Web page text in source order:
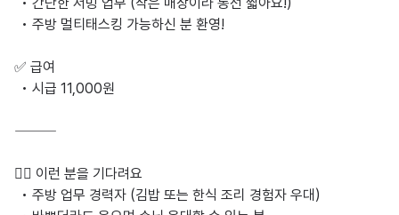
✅ 급여
⸻
🙋‍♀️ 이런 분을 기다려요